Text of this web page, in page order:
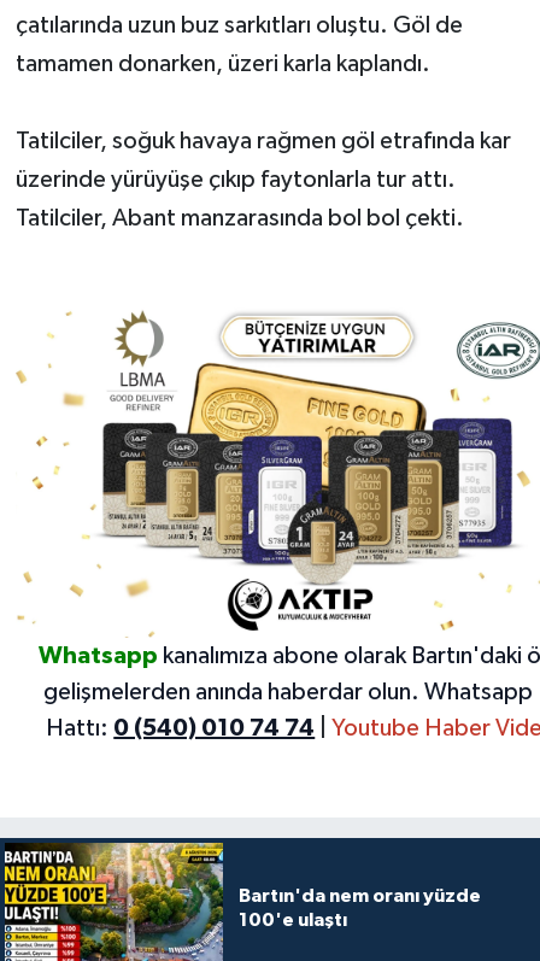
çatılarında uzun buz sarkıtları oluştu. Göl de
tamamen donarken, üzeri karla kaplandı.
Tatilciler, soğuk havaya rağmen göl etrafında kar
üzerinde yürüyüşe çıkıp faytonlarla tur attı.
Tatilciler, Abant manzarasında bol bol çekti.
Whatsapp kanalımıza abone olarak Bartın'daki
gelişmelerden anında haberdar olun. Whatsapp
Hattı: 0 (540) 010 74 74 Youtube Haber
Bartın'da nem oranı yüzde
100'e ulaştı